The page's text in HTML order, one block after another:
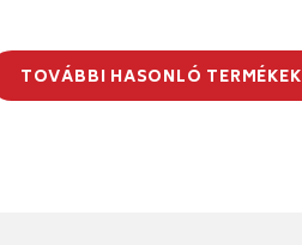
TOVÁBBI HASONLÓ TERMÉKEK